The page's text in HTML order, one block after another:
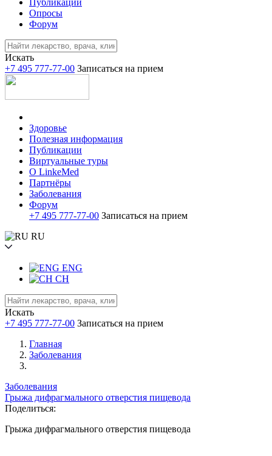
Публикации
Опросы
Форум
Искать
+7 495 777-77-00 Записаться на прием
Здоровье
Полезная информация
Публикации
Виртуальные туры
О LinkeMed
Партнёры
Заболевания
Форум
+7 495 777-77-00 Записаться на прием
RU
ENG
CH
Искать
+7 495 777-77-00 Записаться на прием
Главная
Заболевания
Заболевания
Грыжа дифрагмального отверстия пищевода
Поделиться:
Грыжа дифрагмального отверстия пищевода